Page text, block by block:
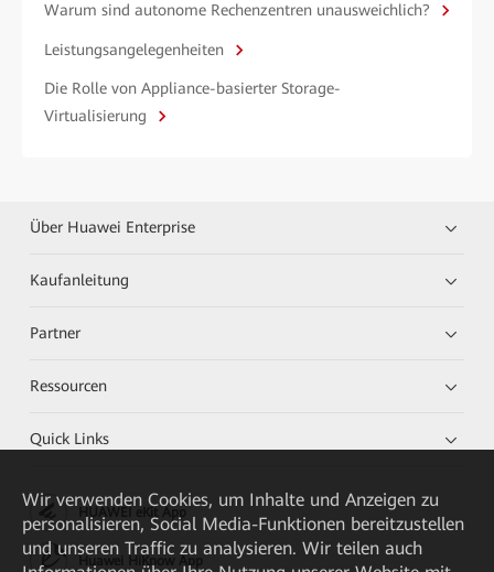
Warum sind autonome Rechenzentren unausweichlich?
Leistungsangelegenheiten
Die Rolle von Appliance-basierter Storage-
Virtualisierung
Über Huawei Enterprise
Kaufanleitung
Partner
Ressourcen
Quick Links
HUAWEI eKit App
Huawei HiKnow App
Wir verwenden Cookies, um Inhalte und Anzeigen zu
personalisieren, Social Media-Funktionen bereitzustellen
und unseren Traffic zu analysieren. Wir teilen auch